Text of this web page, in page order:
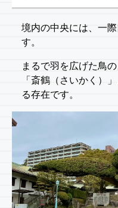
境内の中央には、一
す。
まるで羽を広げた鳥
「斎鶴（さいかく）
る存在です。